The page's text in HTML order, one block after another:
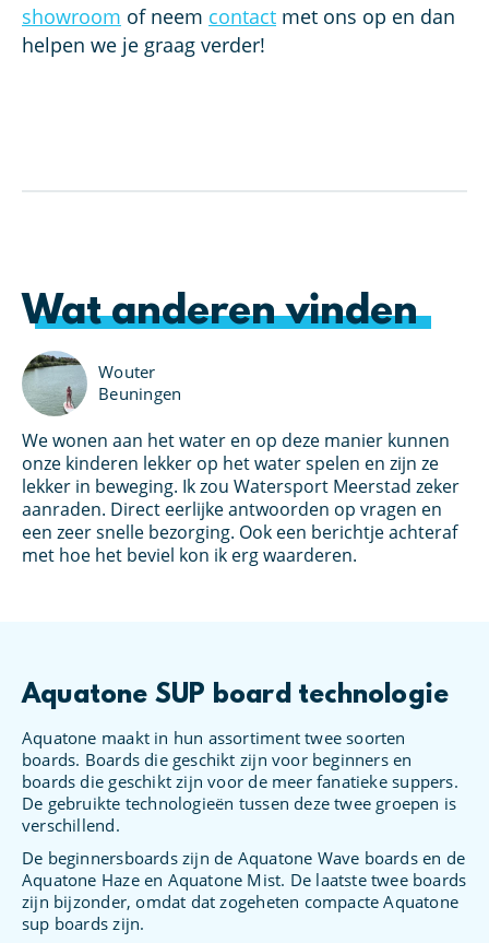
showroom of neem contact met ons op en dan
helpen we je graag verder!
Wat anderen vinden
Wouter
Beuningen
We wonen aan het water en op deze manier kunnen
onze kinderen lekker op het water spelen en zijn ze
lekker in beweging. Ik zou Watersport Meerstad zeker
aanraden. Direct eerlijke antwoorden op vragen en
een zeer snelle bezorging. Ook een berichtje achteraf
met hoe het beviel kon ik erg waarderen.
Aquatone SUP board technologie
Aquatone maakt in hun assortiment twee soorten
boards. Boards die geschikt zijn voor beginners en
boards die geschikt zijn voor de meer fanatieke suppers.
De gebruikte technologieën tussen deze twee groepen is
verschillend.
De beginnersboards zijn de Aquatone Wave boards en de
Aquatone Haze en Aquatone Mist. De laatste twee boards
zijn bijzonder, omdat dat zogeheten compacte Aquatone
sup boards zijn.